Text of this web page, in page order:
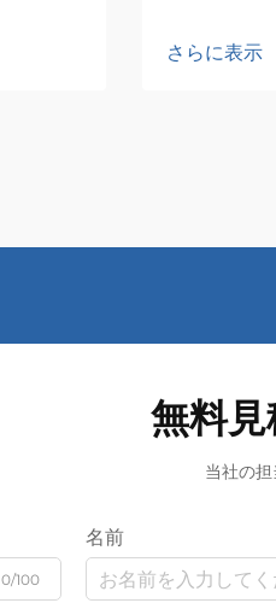
さらに表示
無料
当社の担
0/100
名前